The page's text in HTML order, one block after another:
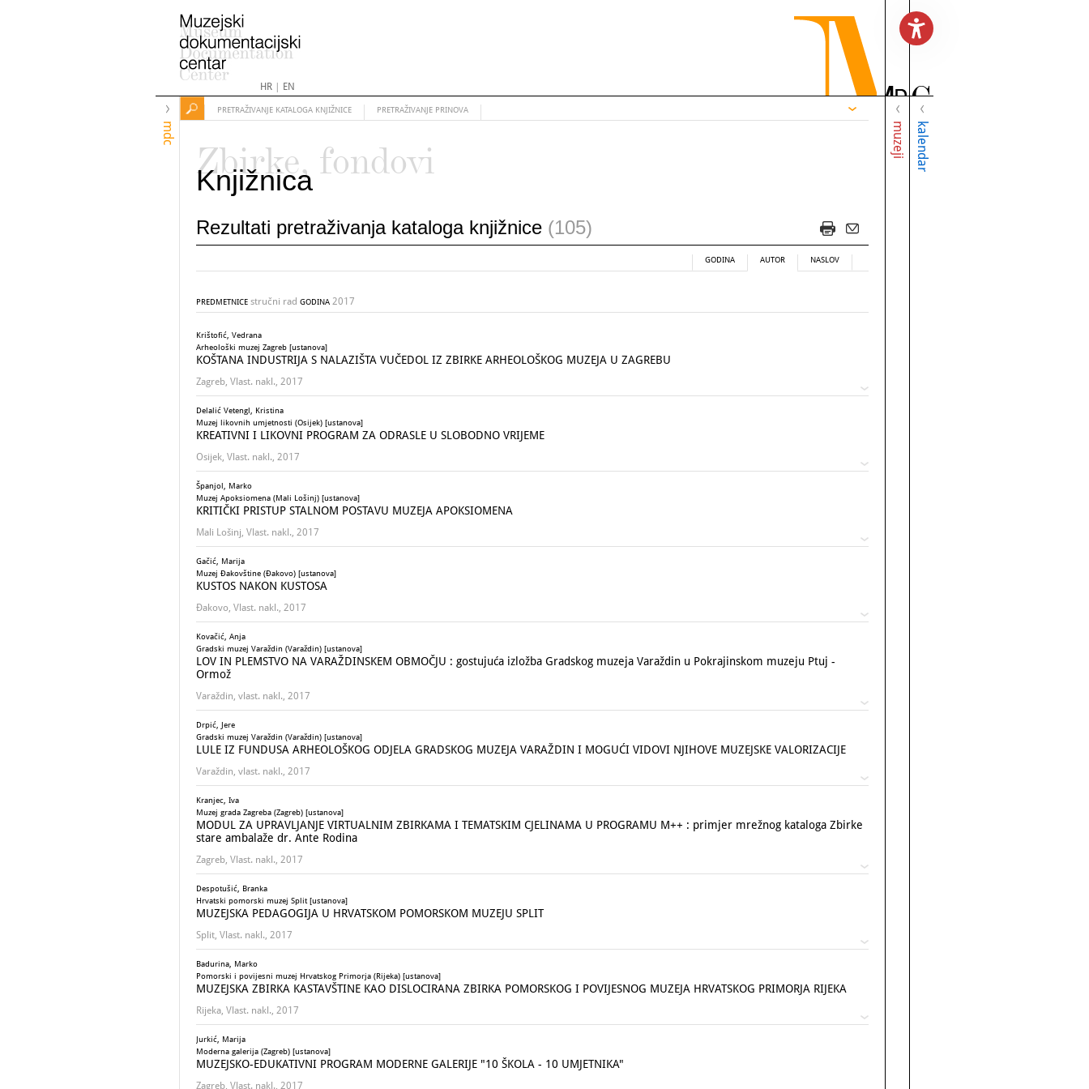
HR| EN
mdc muzeji kalendar
PRETRAŽIVANJE KATALOGA KNJIŽNICE PRETRAŽIVANJE PRINOVA
Zbirke, fondovi
Knjižnica
Rezultati pretraživanja kataloga knjižnice (105)
GODINA AUTOR NASLOV
PREDMETNICE stručni rad GODINA 2017
Krištofić, Vedrana
Arheološki muzej Zagreb [ustanova]
KOŠTANA INDUSTRIJA S NALAZIŠTA VUČEDOL IZ ZBIRKE ARHEOLOŠKOG MUZEJA U ZAGREBU
Zagreb, Vlast. nakl., 2017
Delalić Vetengl, Kristina
Muzej likovnih umjetnosti (Osijek) [ustanova]
KREATIVNI I LIKOVNI PROGRAM ZA ODRASLE U SLOBODNO VRIJEME
Osijek, Vlast. nakl., 2017
Španjol, Marko
Muzej Apoksiomena (Mali Lošinj) [ustanova]
KRITIČKI PRISTUP STALNOM POSTAVU MUZEJA APOKSIOMENA
Mali Lošinj, Vlast. nakl., 2017
Gačić, Marija
Muzej Đakovštine (Đakovo) [ustanova]
KUSTOS NAKON KUSTOSA
Đakovo, Vlast. nakl., 2017
Kovačić, Anja
Gradski muzej Varaždin (Varaždin) [ustanova]
LOV IN PLEMSTVO NA VARAŽDINSKEM OBMOČJU : gostujuća izložba Gradskog muzeja Varaždin u Pokrajinskom muzeju Ptuj -
Ormož
Varaždin, vlast. nakl., 2017
Drpić, Jere
Gradski muzej Varaždin (Varaždin) [ustanova]
LULE IZ FUNDUSA ARHEOLOŠKOG ODJELA GRADSKOG MUZEJA VARAŽDIN I MOGUĆI VIDOVI NJIHOVE MUZEJSKE VALORIZACIJE
Varaždin, vlast. nakl., 2017
Kranjec, Iva
Muzej grada Zagreba (Zagreb) [ustanova]
MODUL ZA UPRAVLJANJE VIRTUALNIM ZBIRKAMA I TEMATSKIM CJELINAMA U PROGRAMU M++ : primjer mrežnog kataloga Zbirke
stare ambalaže dr. Ante Rodina
Zagreb, Vlast. nakl., 2017
Despotušić, Branka
Hrvatski pomorski muzej Split [ustanova]
MUZEJSKA PEDAGOGIJA U HRVATSKOM POMORSKOM MUZEJU SPLIT
Split, Vlast. nakl., 2017
Badurina, Marko
Pomorski i povijesni muzej Hrvatskog Primorja (Rijeka) [ustanova]
MUZEJSKA ZBIRKA KASTAVŠTINE KAO DISLOCIRANA ZBIRKA POMORSKOG I POVIJESNOG MUZEJA HRVATSKOG PRIMORJA RIJEKA
Rijeka, Vlast. nakl., 2017
Jurkić, Marija
Moderna galerija (Zagreb) [ustanova]
MUZEJSKO-EDUKATIVNI PROGRAM MODERNE GALERIJE "10 ŠKOLA - 10 UMJETNIKA"
Zagreb, Vlast. nakl., 2017